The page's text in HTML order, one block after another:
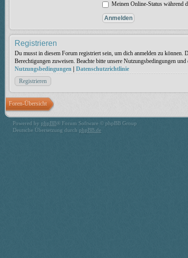
Meinen Online-Status während
Registrieren
Du musst in diesem Forum registriert sein, um dich anmelden zu
Berechtigungen zuweisen. Beachte bitte unsere Nutzungsbedingungen
Nutzungsbedingungen
Datenschutzrichtlinie
Registrieren
Foren-Übersicht
Powered by phpBB® Forum Software © phpBB Group
Deutsche Übersetzung durch phpBB.de